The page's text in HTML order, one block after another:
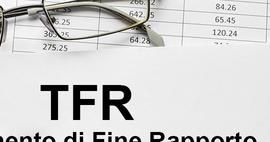
Finanza agevolata
30 Luglio 2026